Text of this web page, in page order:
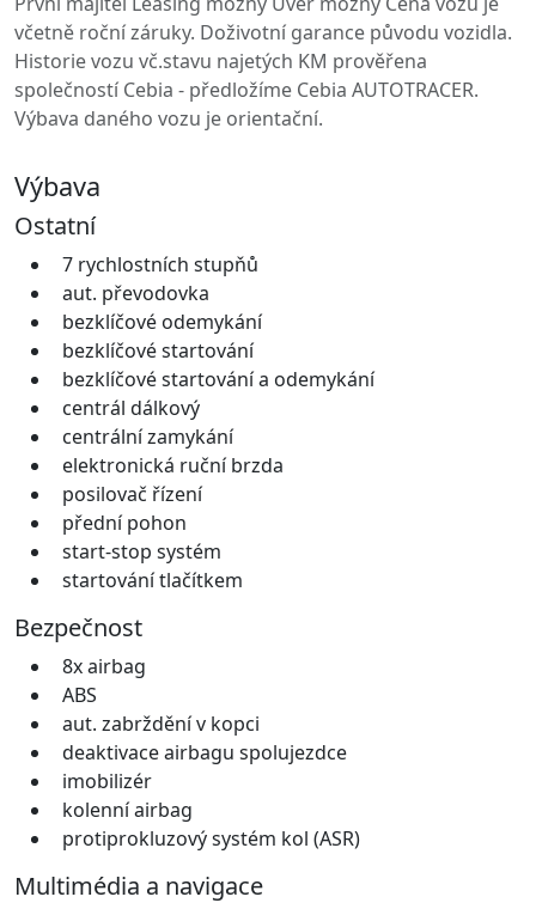
včetně roční záruky. Doživotní garance původu vozidla.
Historie vozu vč.stavu najetých KM prověřena
společností Cebia - předložíme Cebia AUTOTRACER.
Výbava daného vozu je orientační.
Výbava
Ostatní
7 rychlostních stupňů
aut. převodovka
bezklíčové odemykání
bezklíčové startování
bezklíčové startování a odemykání
centrál dálkový
centrální zamykání
elektronická ruční brzda
posilovač řízení
přední pohon
start-stop systém
startování tlačítkem
Bezpečnost
8x airbag
ABS
aut. zabrždění v kopci
deaktivace airbagu spolujezdce
imobilizér
kolenní airbag
protiprokluzový systém kol (ASR)
Multimédia a navigace